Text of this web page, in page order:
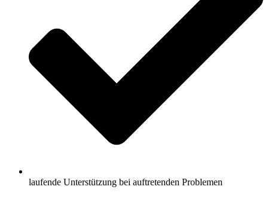
laufende Unterstützung bei auftretenden Problemen